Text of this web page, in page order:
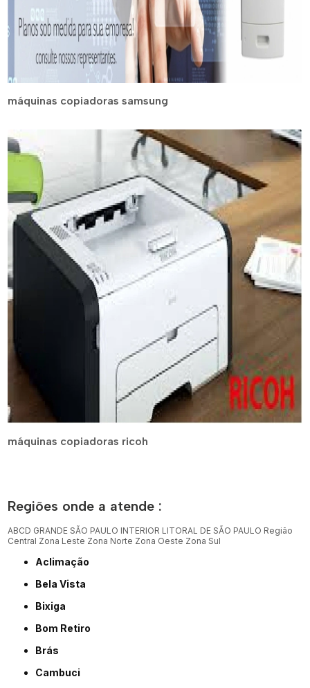
máquinas copiadoras samsung
máquinas copiadoras ricoh
Regiões onde a atende :
ABCD GRANDE SÃO PAULO INTERIOR LITORAL DE SÃO PAULO Região
Central Zona Leste Zona Norte Zona Oeste Zona Sul
Aclimação
Bela Vista
Bixiga
Bom Retiro
Brás
Cambuci